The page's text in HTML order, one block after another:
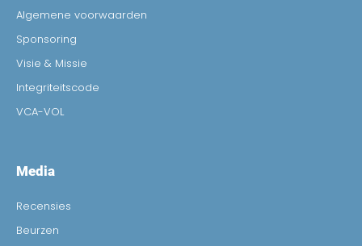
Algemene voorwaarden
Sponsoring
Visie & Missie
Integriteitscode
VCA-VOL
Media
Recensies
Beurzen